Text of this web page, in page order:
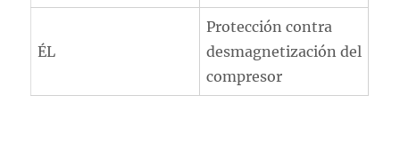
ÉL
Protección contra
desmagnetización del
compresor